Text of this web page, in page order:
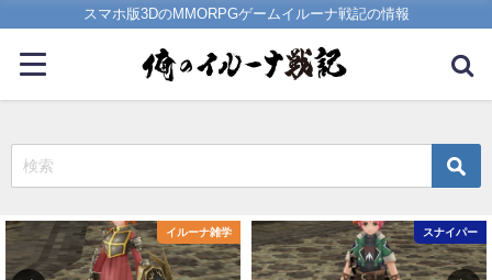
スマホ版3DのMMORPGゲームイルーナ戦記の情報
イルーナ雑学 スナイパー